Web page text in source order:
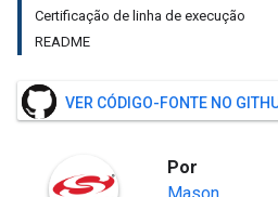
Certificação de linha de execução
README
VER CÓDIGO-FONTE NO
Por